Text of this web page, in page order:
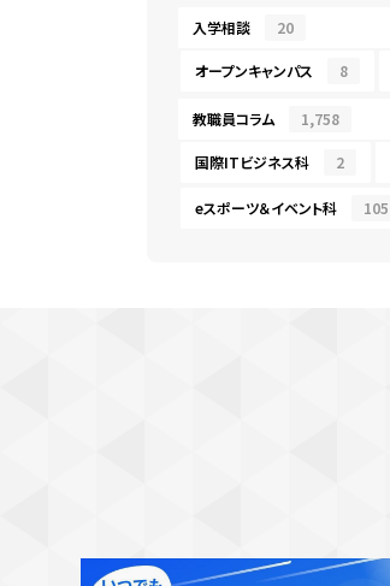
入学相談 20
オープンキャンパス 8
教職員コラム 1,758
国際ITビジネス科 2
eスポーツ＆イベント科 105